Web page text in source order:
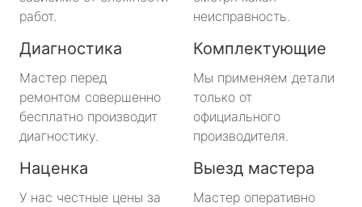
работ.
неисправность.
Диагностика
Мастер перед
ремонтом совершенно
бесплатно производит
диагностику.
Комплектующие
Мы применяем детали
только от
официального
производителя.
Наценка
У нас честные цены за
Выезд мастера
Мастер оперативно